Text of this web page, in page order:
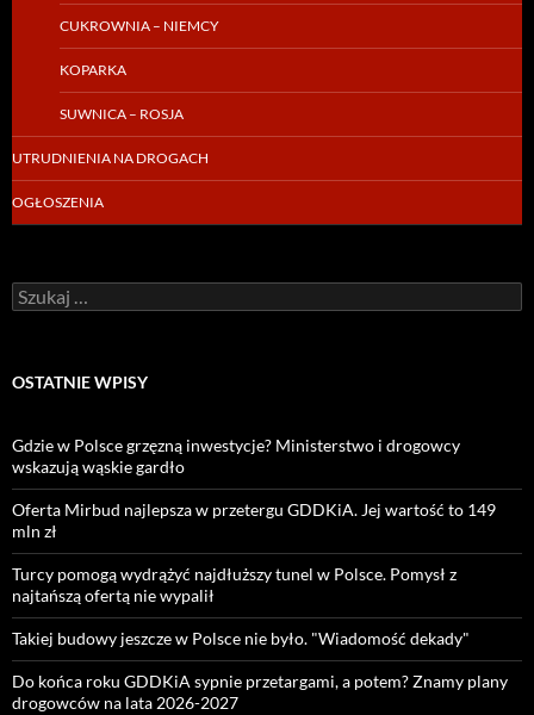
CUKROWNIA – NIEMCY
KOPARKA
SUWNICA – ROSJA
UTRUDNIENIA NA DROGACH
OGŁOSZENIA
Szukaj:
OSTATNIE WPISY
Gdzie w Polsce grzęzną inwestycje? Ministerstwo i drogowcy
wskazują wąskie gardło
Oferta Mirbud najlepsza w przetergu GDDKiA. Jej wartość to 149
mln zł
Turcy pomogą wydrążyć najdłuższy tunel w Polsce. Pomysł z
najtańszą ofertą nie wypalił
Takiej budowy jeszcze w Polsce nie było. "Wiadomość dekady"
Do końca roku GDDKiA sypnie przetargami, a potem? Znamy plany
drogowców na lata 2026-2027